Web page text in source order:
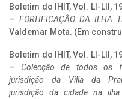
Boletim do IHIT, Vol. LI-LII,
– FORTIFICAÇÃO DA ILHA
Valdemar Mota. (Em
Boletim do IHIT, Vol. LI-LII,
– Colecção de todos os
jurisdição da Villa da
jurisdição da cidade na ilha